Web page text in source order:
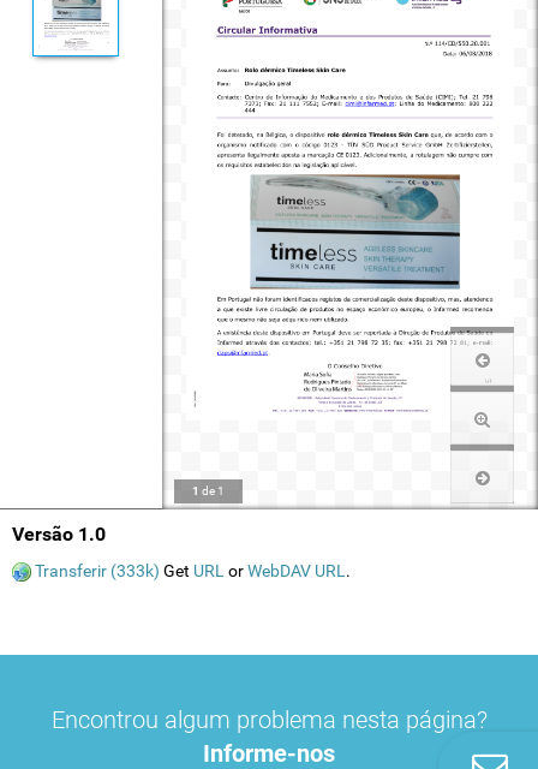
1 de 1
Versão 1.0
Transferir (333k) Get URL orWebDAV URL .
Encontrou algum problema nesta página?
Informe-nos